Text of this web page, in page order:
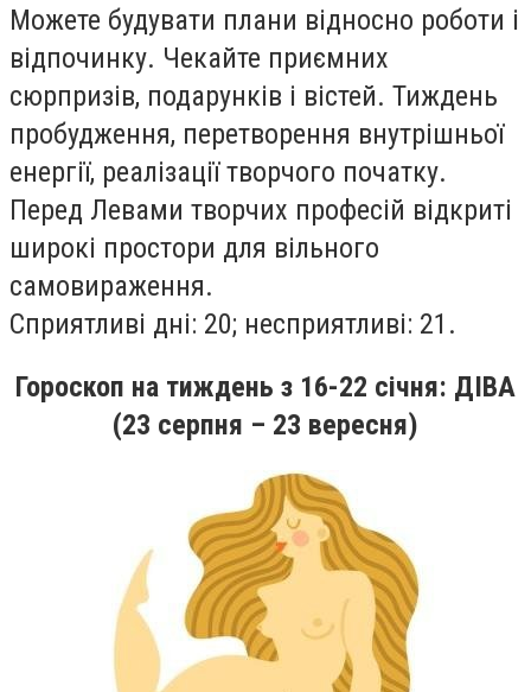
Можете будувати плани вiдносно роботи i
вiдпочинку. Чекайте приємних
сюрпризiв, подарункiв i вiстей. Тиждень
пробудження, перетворення внутрiшньої
енергiї, реалiзацiї творчого початку.
Перед Левами творчих професiй вiдкритi
широкi простори для вiльного
самовираження.
Сприятливi днi: 20; несприятливi: 21.
Гороскоп на тиждень з 16-22 січня: ДІВА
(23 серпня – 23 вересня)